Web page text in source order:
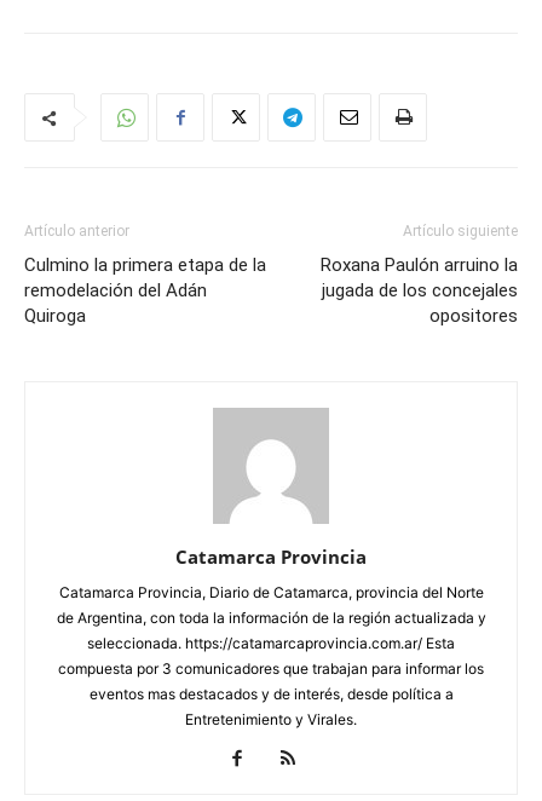
Artículo anterior
Culmino la primera etapa de la
remodelación del Adán
Quiroga
Artículo siguiente
Roxana Paulón arruino la
jugada de los concejales
opositores
Catamarca Provincia
Catamarca Provincia, Diario de Catamarca, provincia del Norte
de Argentina, con toda la información de la región actualizada y
seleccionada. https://catamarcaprovincia.com.ar/ Esta
compuesta por 3 comunicadores que trabajan para informar los
eventos mas destacados y de interés, desde política a
Entretenimiento y Virales.